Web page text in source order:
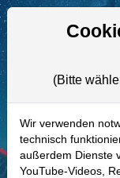
893593 |
Realtime-
-
(Bitte
Wir verwenden
technisch
außerdem Dienste
YouTube-Videos,